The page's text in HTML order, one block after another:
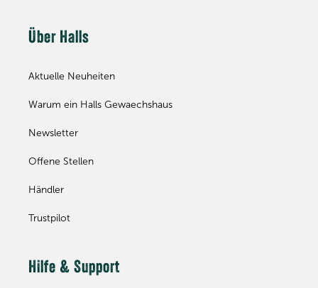
Über Halls
Aktuelle Neuheiten
Warum ein Halls Gewaechshaus
Newsletter
Offene Stellen
Händler
Trustpilot
Hilfe & Support